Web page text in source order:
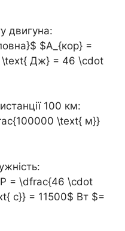
двигуна:
$A_{кор} =
\text{ Дж} = 46 \cdot
100 км:
\text{ м}}
= \dfrac{46 \cdot
с}} = 11500$ Вт $=